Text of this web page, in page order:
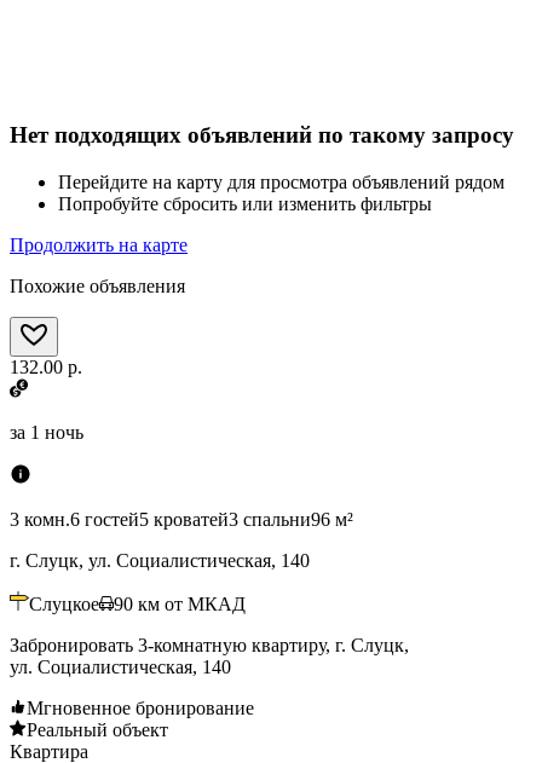
Нет подходящих объявлений по такому запросу
Перейдите на карту для просмотра объявлений рядом
Попробуйте сбросить или изменить фильтры
Продолжить на карте
Похожие объявления
132.00 р.
за 1 ночь
3 комн.6 гостей5 кроватей3 спальни96 м²
г. Слуцк, ул. Социалистическая, 140
Слуцкое 90 км от МКАД
Забронировать 3-комнатную квартиру, г. Слуцк,
ул. Социалистическая, 140
Мгновенное бронирование
Реальный объект
Квартира